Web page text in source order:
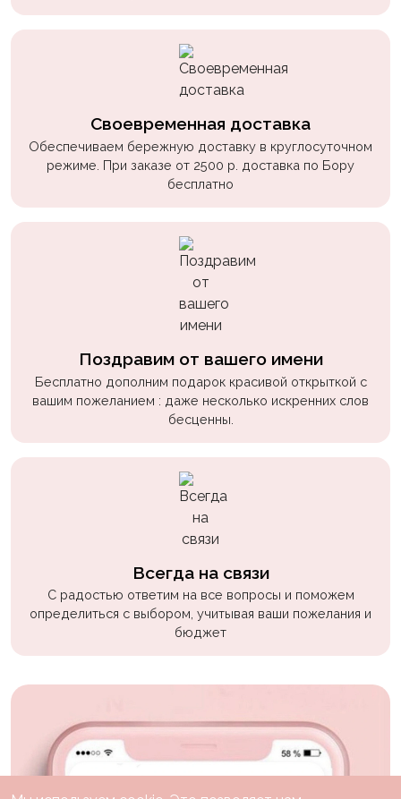
Своевременная доставка
Обеспечиваем бережную доставку в круглосуточном
режиме. При заказе от 2500 р. доставка по Бору
бесплатно
Поздравим от вашего имени
Бесплатно дополним подарок красивой открыткой с
вашим пожеланием : даже несколько искренних слов
бесценны.
Всегда на связи
С радостью ответим на все вопросы и поможем
определиться с выбором, учитывая ваши пожелания и
бюджет